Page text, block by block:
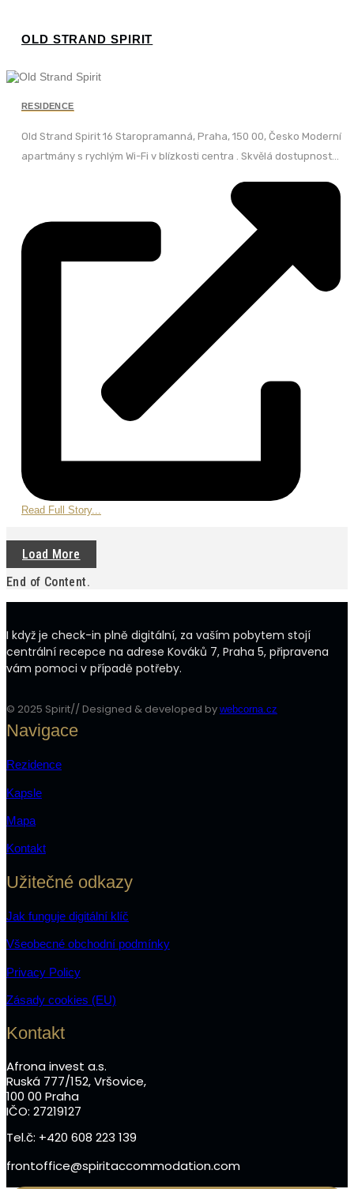
OLD STRAND SPIRIT
RESIDENCE
Old Strand Spirit 16 Staropramanná, Praha, 150 00, Česko Moderní
apartmány s rychlým Wi-Fi v blízkosti centra . Skvělá dostupnost...
Read Full Story...
Load More
End of Content.
I když je check-in plně digitální, za vaším pobytem stojí
centrální recepce na adrese Kováků 7, Praha 5, připravena
vám pomoci v případě potřeby.
© 2025 Spirit// Designed & developed by webcorna.cz
Navigace
Rezidence
Kapsle
Mapa
Kontakt
Užitečné odkazy
Jak funguje digitální klíč
Všeobecné obchodní podmínky
Privacy Policy
Zásady cookies (EU)
Kontakt
Afrona invest a.s.
Ruská 777/152, Vršovice,
100 00 Praha
IČO: 27219127
Tel.č: +420 608 223 139
frontoffice@spiritaccommodation.com